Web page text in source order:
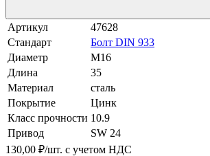
Артикул
47628
Стандарт
Болт DIN 933
Диаметр
М16
Длина
35
Материал
сталь
Покрытие
Цинк
Класс прочности 10.9
Привод
SW 24
130,00 ₽/шт. с учетом НДС